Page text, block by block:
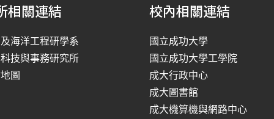
相關連結
海洋工程研學系
技與事務研究所
圖
校內相關連結
國立成功大學
國立成功大學工學院
成大行政中心
成大圖書館
成大機算機與網路中心